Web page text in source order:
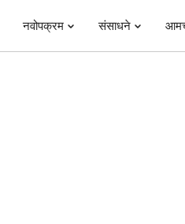
नवोपक्रम संसाधने